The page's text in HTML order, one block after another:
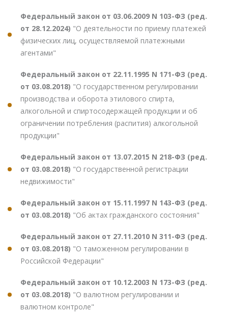
Федеральный закон от 03.06.2009 N 103-ФЗ (ред.
от 28.12.2024) "О деятельности по приему платежей
физических лиц, осуществляемой платежными
агентами"
Федеральный закон от 22.11.1995 N 171-ФЗ (ред.
от 03.08.2018) "О государственном регулировании
производства и оборота этилового спирта,
алкогольной и спиртосодержащей продукции и об
ограничении потребления (распития) алкогольной
продукции"
Федеральный закон от 13.07.2015 N 218-ФЗ (ред.
от 03.08.2018) "О государственной регистрации
недвижимости"
Федеральный закон от 15.11.1997 N 143-ФЗ (ред.
от 03.08.2018) "Об актах гражданского состояния"
Федеральный закон от 27.11.2010 N 311-ФЗ (ред.
от 03.08.2018) "О таможенном регулировании в
Российской Федерации"
Федеральный закон от 10.12.2003 N 173-ФЗ (ред.
от 03.08.2018) "О валютном регулировании и
валютном контроле"